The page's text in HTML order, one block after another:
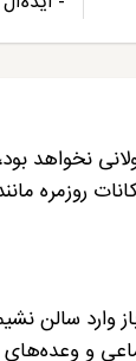
روزمره
وارد
و